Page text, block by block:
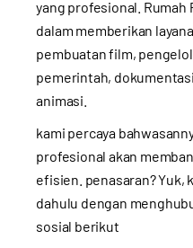
yang profesional.
dalam memberikan
pembuatan film,
pemerintah,
animasi.
kami percaya
profesional akan
efisien. penasaran?
dahulu dengan
sosial berikut